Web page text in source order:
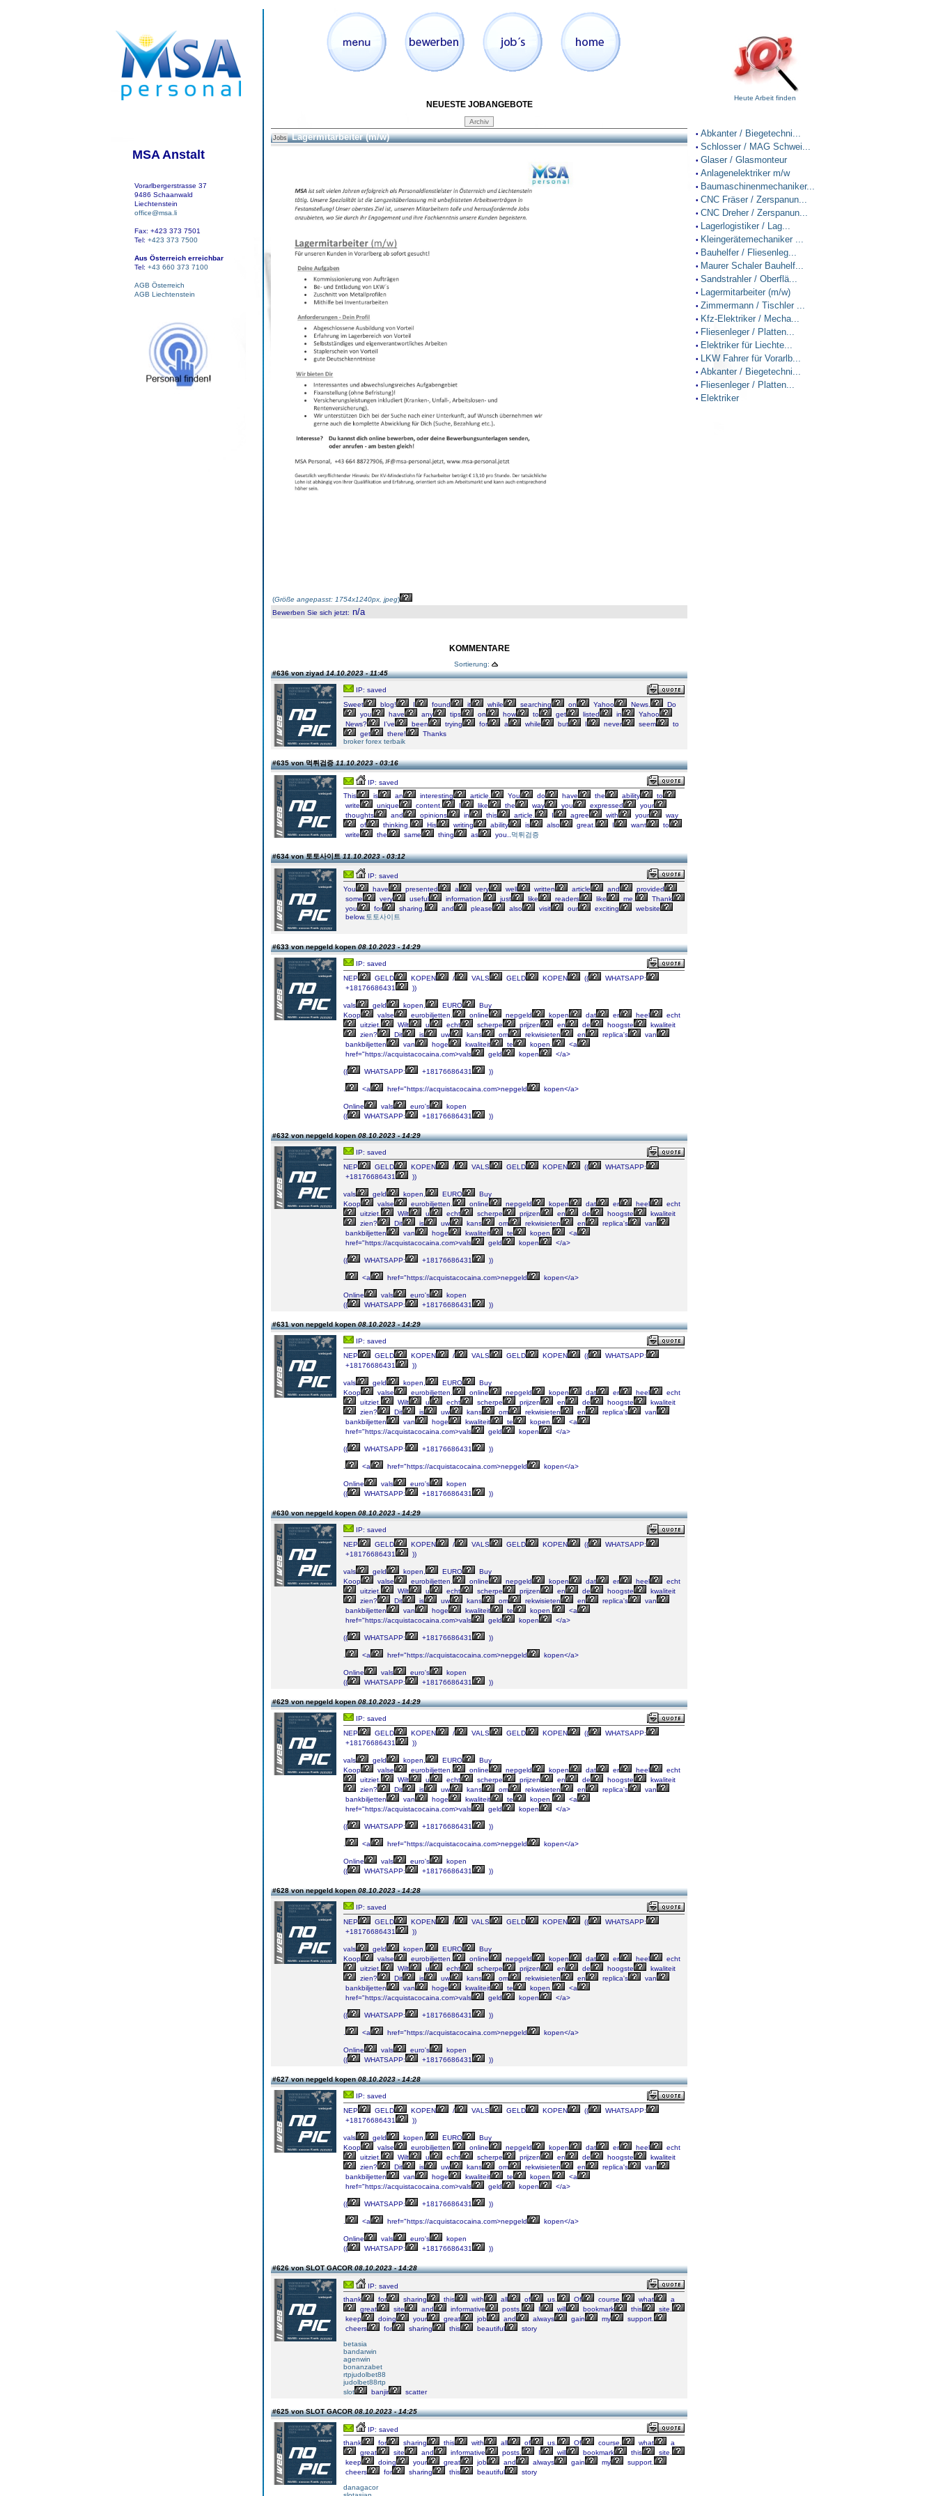
MSA Anstalt
Vorarlbergerstrasse 37
9486 Schaanwald
Liechtenstein
office@msa.li
Fax: +423 373 7501
Tel: +423 373 7500
Aus Österreich erreichbar
Tel: +43 660 373 7100
AGB Österreich
AGB Liechtenstein
NEUESTE JOBANGEBOTE
Jobs Lagermitarbeiter (m/w)
(Größe angepasst: 1754x1240px, jpeg)
Bewerben Sie sich jetzt: n/a
KOMMENTARE
Sortierung:
#636 von ziyad14.10.2023 - 11:45
IP: saved
Sweet
blog! I found it while searching on Yahoo News.
Do
you
have any tips on how to get listed in
Yahoo
News?
I’ve been trying for a while but I never seem
to
get
there!
Thanks
broker forex terbaik
#635 von 먹튀검증11.10.2023 - 03:16
IP: saved
This
is an interesting article. You do have the ability
to
write
unique content. I like the way you expressed
your
thoughts
and opinions in this article. I agree with your
way
of
thinking. His writing ability is also great. I want
to
write
the same thing as you.. 먹튀검증
#634 von 토토사이트11.10.2023 - 03:12
IP: saved
You
have presented a very well written article and
provided
some
very useful information, just like readers like me.
Thank
you
for sharing, and please also visit our exciting
website
below.토토사이트
#633 von nepgeld kopen08.10.2023 - 14:29
IP: saved
NEP
GELD KOPEN / VALS GELD KOPEN ((
WHATSAPP:
+18176686431
))
vals geld kopen, EURO
Buy
Koop
valse eurobiljetten. online nepgeld kopen dat er heel
echt
uitziet.
Wilt u echt scherpe prijzen en de hoogste
kwaliteit
zien?
Dit is uw kans om rekwisieten en replica's
van
bankbiljetten
van hoge kwaliteit te kopen.
<a
href="https://acquistacocaina.com>vals
geld kopen </a>
(( WHATSAPP: +18176686431 ))
<a href="https://acquistacocaina.com>nepgeld kopen</a>
Online vals euro's
kopen
((
WHATSAPP: +18176686431 ))
#632 von nepgeld kopen08.10.2023 - 14:29
IP: saved
NEP
GELD KOPEN / VALS GELD KOPEN ((
WHATSAPP:
+18176686431
))
vals geld kopen, EURO
Buy
Koop
valse eurobiljetten. online nepgeld kopen dat er heel
echt
uitziet.
Wilt u echt scherpe prijzen en de hoogste
kwaliteit
zien?
Dit is uw kans om rekwisieten en replica's
van
bankbiljetten
van hoge kwaliteit te kopen.
<a
href="https://acquistacocaina.com>vals
geld kopen </a>
(( WHATSAPP: +18176686431 ))
<a href="https://acquistacocaina.com>nepgeld kopen</a>
Online vals euro's
kopen
((
WHATSAPP: +18176686431 ))
#631 von nepgeld kopen08.10.2023 - 14:29
IP: saved
NEP
GELD KOPEN / VALS GELD KOPEN ((
WHATSAPP:
+18176686431
))
vals geld kopen, EURO
Buy
Koop
valse eurobiljetten. online nepgeld kopen dat er heel
echt
uitziet.
Wilt u echt scherpe prijzen en de hoogste
kwaliteit
zien?
Dit is uw kans om rekwisieten en replica's
van
bankbiljetten
van hoge kwaliteit te kopen.
<a
href="https://acquistacocaina.com>vals
geld kopen </a>
(( WHATSAPP: +18176686431 ))
<a href="https://acquistacocaina.com>nepgeld kopen</a>
Online vals euro's
kopen
((
WHATSAPP: +18176686431 ))
#630 von nepgeld kopen08.10.2023 - 14:29
IP: saved
NEP
GELD KOPEN / VALS GELD KOPEN ((
WHATSAPP:
+18176686431
))
vals geld kopen, EURO
Buy
Koop
valse eurobiljetten. online nepgeld kopen dat er heel
echt
uitziet.
Wilt u echt scherpe prijzen en de hoogste
kwaliteit
zien?
Dit is uw kans om rekwisieten en replica's
van
bankbiljetten
van hoge kwaliteit te kopen.
<a
href="https://acquistacocaina.com>vals
geld kopen </a>
(( WHATSAPP: +18176686431 ))
<a href="https://acquistacocaina.com>nepgeld kopen</a>
Online vals euro's
kopen
((
WHATSAPP: +18176686431 ))
#629 von nepgeld kopen08.10.2023 - 14:29
IP: saved
NEP
GELD KOPEN / VALS GELD KOPEN ((
WHATSAPP:
+18176686431
))
vals geld kopen, EURO
Buy
Koop
valse eurobiljetten. online nepgeld kopen dat er heel
echt
uitziet.
Wilt u echt scherpe prijzen en de hoogste
kwaliteit
zien?
Dit is uw kans om rekwisieten en replica's
van
bankbiljetten
van hoge kwaliteit te kopen.
<a
href="https://acquistacocaina.com>vals
geld kopen </a>
(( WHATSAPP: +18176686431 ))
<a href="https://acquistacocaina.com>nepgeld kopen</a>
Online vals euro's
kopen
((
WHATSAPP: +18176686431 ))
#628 von nepgeld kopen08.10.2023 - 14:28
IP: saved
NEP
GELD KOPEN / VALS GELD KOPEN ((
WHATSAPP:
+18176686431
))
vals geld kopen, EURO
Buy
Koop
valse eurobiljetten. online nepgeld kopen dat er heel
echt
uitziet.
Wilt u echt scherpe prijzen en de hoogste
kwaliteit
zien?
Dit is uw kans om rekwisieten en replica's
van
bankbiljetten
van hoge kwaliteit te kopen.
<a
href="https://acquistacocaina.com>vals
geld kopen </a>
(( WHATSAPP: +18176686431 ))
<a href="https://acquistacocaina.com>nepgeld kopen</a>
Online vals euro's
kopen
((
WHATSAPP: +18176686431 ))
#627 von nepgeld kopen08.10.2023 - 14:28
IP: saved
NEP
GELD KOPEN / VALS GELD KOPEN ((
WHATSAPP:
+18176686431
))
vals geld kopen, EURO
Buy
Koop
valse eurobiljetten. online nepgeld kopen dat er heel
echt
uitziet.
Wilt u echt scherpe prijzen en de hoogste
kwaliteit
zien?
Dit is uw kans om rekwisieten en replica's
van
bankbiljetten
van hoge kwaliteit te kopen.
<a
href="https://acquistacocaina.com>vals
geld kopen </a>
(( WHATSAPP: +18176686431 ))
<a href="https://acquistacocaina.com>nepgeld kopen</a>
Online vals euro's
kopen
((
WHATSAPP: +18176686431 ))
#626 von SLOT GACOR08.10.2023 - 14:28
IP: saved
thank
for sharing this with all of us. Of course, what
a
great
site and informative posts, I will bookmark this
site.
keep
doing your great job and always gain my
support.
cheers
for sharing this beautiful
story
betasia
bandarwin
agenwin
bonanzabet
rtpjudolbet88
judolbet88rtp
slot
banjir scatter
#625 von SLOT GACOR08.10.2023 - 14:25
IP: saved
thank
for sharing this with all of us. Of course, what
a
great
site and informative posts, I will bookmark this
site.
keep
doing your great job and always gain my
support.
cheers
for sharing this beautiful
story
danagacor
Heute Arbeit finden
• Abkanter / Biegetechni...
• Schlosser / MAG Schwei...
• Glaser / Glasmonteur
• Anlagenelektriker m/w
• Baumaschinenmechaniker...
• CNC Fräser / Zerspanun...
• CNC Dreher / Zerspanun...
• Lagerlogistiker / Lag...
• Kleingerätemechaniker ...
• Bauhelfer / Fliesenleg...
• Maurer Schaler Bauhelf...
• Sandstrahler / Oberflä...
• Lagermitarbeiter (m/w)
• Zimmermann / Tischler ...
• Kfz-Elektriker / Mecha...
• Fliesenleger / Platten...
• Elektriker für Liechte...
• LKW Fahrer für Vorarlb...
• Abkanter / Biegetechni...
• Fliesenleger / Platten...
• Elektriker